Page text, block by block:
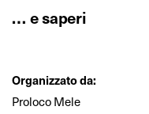
… e saperi
Organizzato da:
Proloco Mele